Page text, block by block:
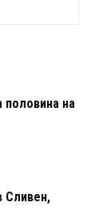
половина на
Сливен,